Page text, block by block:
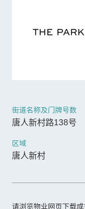
街道名称及门牌号数
唐人新村路138号
区域
唐人新村
请浏览物业网页下载成